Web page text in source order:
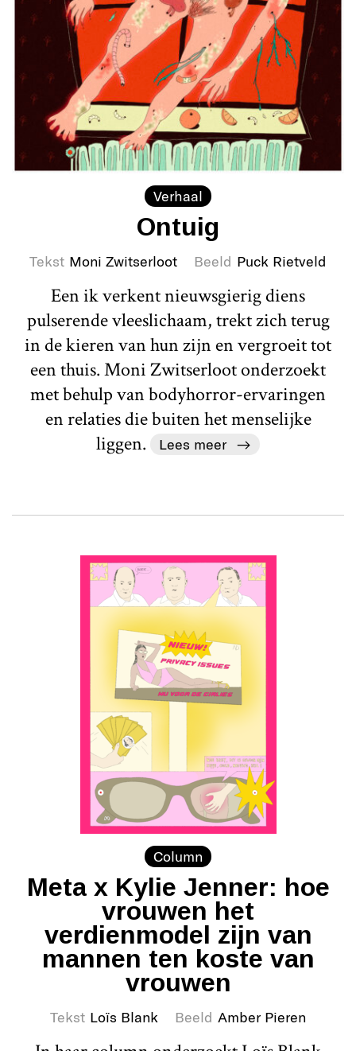
Verhaal
Ontuig
Tekst Moni Zwitserloot Beeld Puck Rietveld
Een ik verkent nieuwsgierig diens
pulserende vleeslichaam, trekt zich terug
in de kieren van hun zijn en vergroeit tot
een thuis. Moni Zwitserloot onderzoekt
met behulp van bodyhorror-ervaringen
en relaties die buiten het menselijke
liggen.
Lees meer
Column
Meta x Kylie Jenner: hoe
vrouwen het
verdienmodel zijn van
mannen ten koste van
vrouwen
Tekst Loïs Blank Beeld Amber Pieren